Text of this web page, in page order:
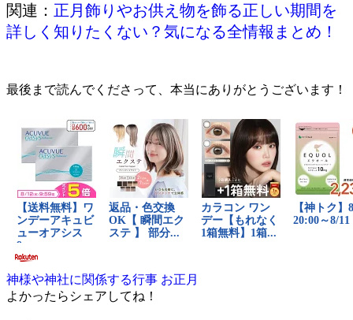
関連： 正月飾りやお供え物を飾る正しい期間を
詳しく知りたくない？気になる全情報まとめ！
最後まで読んでくださって、本当にありがとうございます！
神様や神社に関係する行事 お正月
よかったらシェアしてね！